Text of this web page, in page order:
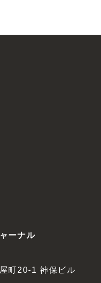
ーナル
町20-1 神保ビル